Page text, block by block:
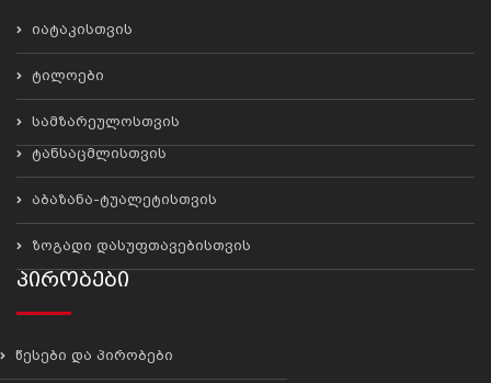
იატაკისთვის
ტილოები
სამზარეულოსთვის
ტანსაცმლისთვის
აბაზანა-ტუალეტისთვის
ზოგადი დასუფთავებისთვის
Პირობები
წესები და პირობები